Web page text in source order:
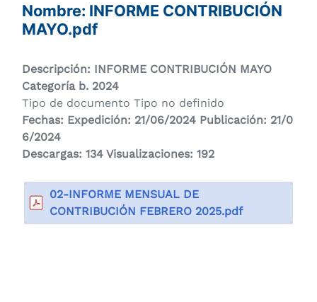
Nombre: INFORME CONTRIBUCIÓN
MAYO.pdf
Descripción: INFORME CONTRIBUCIÓN MAYO
Categoría b. 2024
Tipo de documento Tipo no definido
Fechas: Expedición: 21/06/2024 Publicación: 21/0
6/2024
Descargas: 134 Visualizaciones: 192
02-INFORME MENSUAL DE
CONTRIBUCIÓN FEBRERO 2025.pdf